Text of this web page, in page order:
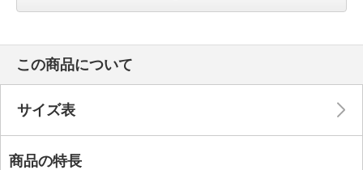
この商品について
サイズ表
商品の特長